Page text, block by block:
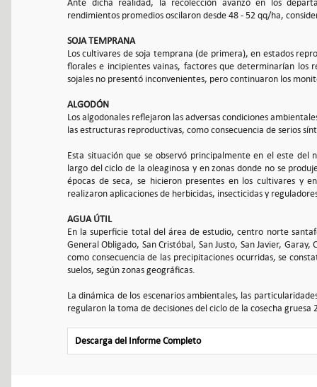
Ante dicha realidad, la recolección avanzó en los
rendimientos promedios oscilaron desde 48 - 52 qq/ha,
SOJA TEMPRANA
Los cultivares de soja temprana (de primera), en estados
florales e incipientes vainas, factores que determinarían los
sojales no presentó inconvenientes, pero continuaron los
ALGODÓN
Los algodonales reflejaron las adversas condiciones
las estructuras reproductivas, como consecuencia de serios
Esta situación que se observó principalmente en el este
largo del ciclo de la oleaginosa y en zonas donde no se
épocas de seca, se hicieron presentes en los cultivares y
realizaron aplicaciones de herbicidas, insecticidas y
AGUA ÚTIL
En la superficie total del área de estudio, centro norte
General Obligado, San Cristóbal, San Justo, San Javier,
como consecuencia de las precipitaciones ocurridas, se
suelos, según zonas geográficas.
La dinámica de los escenarios ambientales, las
regularon la toma de decisiones del ciclo de la cosecha gruesa
Descarga del Informe Completo